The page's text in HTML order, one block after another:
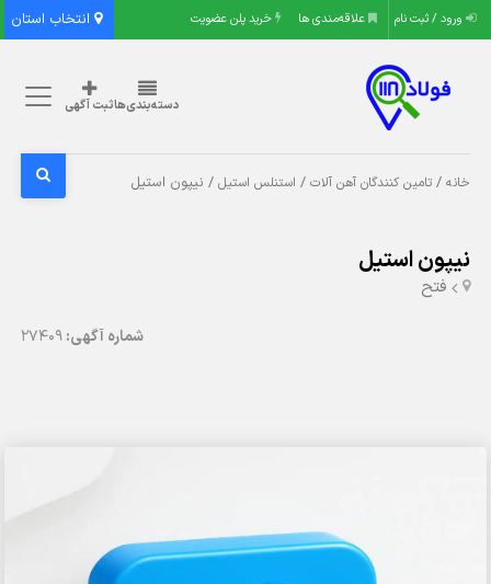
انتخاب استان ورود / ثبت نام علاقه‌مندی ها خرید پلن عضویت
دسته‌بندی‌هاثبت آگهی
خانه /تامین کنندگان آهن آلات / استنلس استیل / نیپون استیل
نیپون استیل
فتح
شماره آگهی:27409